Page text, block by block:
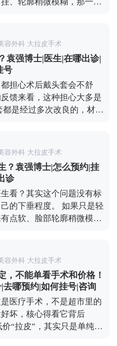
果。 想知道更多关于
面诊，详细了解。
下颌缘被肉遮住，甚至法
拉皮手术了。拉皮是通过
彻底，维持时间也更长。
术式，在传统拉皮的基础
式，适合对效果要求高、
后提醒下，不管选哪种，
富的医生，面诊时把需求
这样才能保证效果。 想知
红薯）预约面诊，详细了
容外科 大拉皮手术
袁强博士|医生|在哪出诊|
号
担心术后戴头套会不舒
馈来看，这种担心大多是
勒得喘不过气的感觉。不
甚至睡觉时都能忽略它的
肿胀，还能促进伤口愈
量24小时佩戴，之后一个
晚上适当戴就行，具体时
单独建议。 所以大家
不是负担，反而能帮你更
平台（公众号、百家号、
解。
容外科 大拉皮手术
？袁强博士|怎么预约|挂
诊
看？其实这个问题没有标
的下垂程度。 如果只是轻
点软、脸部轮廓稍微模
类项目，重点看机构是否
肤科或美容科的医生只要
全模糊，甚至脸颊肉往下
了。北京能做拉皮的医生
年轻化的整形外科医生，
熟悉，效果和恢复都更有
容外科 大拉皮手术
，不能单看手术和价格！
哪预约|如何挂号|咨询
医疗手术，不是超市里的
坏，核心得看它背后
“拉皮”，其实只是单纯提